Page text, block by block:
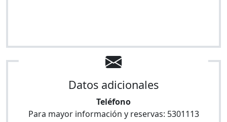
Datos adicionales
Teléfono
Para mayor información y reservas: 5301113